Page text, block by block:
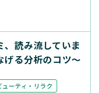
、読み流していま
る分析のコツ～
ューティ・リラク